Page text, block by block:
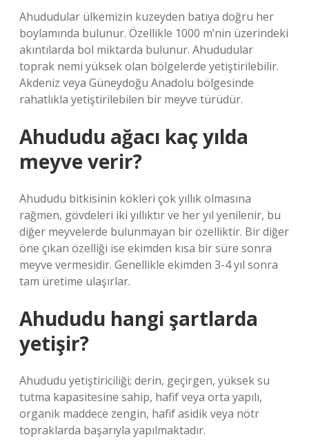
Ahududular ülkemizin kuzeyden batıya doğru her
boylamında bulunur. Özellikle 1000 m’nin üzerindeki
akıntılarda bol miktarda bulunur. Ahududular
toprak nemi yüksek olan bölgelerde yetiştirilebilir.
Akdeniz veya Güneydoğu Anadolu bölgesinde
rahatlıkla yetiştirilebilen bir meyve türüdür.
Ahududu ağacı kaç yılda
meyve verir?
Ahududu bitkisinin kökleri çok yıllık olmasına
rağmen, gövdeleri iki yıllıktır ve her yıl yenilenir, bu
diğer meyvelerde bulunmayan bir özelliktir. Bir diğer
öne çıkan özelliği ise ekimden kısa bir süre sonra
meyve vermesidir. Genellikle ekimden 3-4 yıl sonra
tam üretime ulaşırlar.
Ahududu hangi şartlarda
yetişir?
Ahududu yetiştiriciliği; derin, geçirgen, yüksek su
tutma kapasitesine sahip, hafif veya orta yapılı,
organik maddece zengin, hafif asidik veya nötr
topraklarda başarıyla yapılmaktadır.